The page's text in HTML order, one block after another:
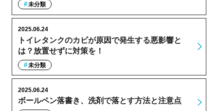
未分類
トイレタンクのカビが原因で発生する悪影響と
は？放置せずに対策を！
2025.06.24
未分類
ボールペン落書き、洗剤で落とす方法と注意点
2025.06.24